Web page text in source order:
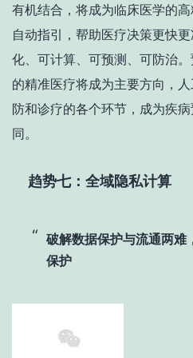
有机结合，将成为临床医学的
自动指引，帮助医疗决策更快
化、可计算、可预测、可防治
的精准医疗将成为主要方向，
防和诊疗的各个环节，成为疾
同。
趋势七：全域隐私计算
破解数据保护与流通两难
保护